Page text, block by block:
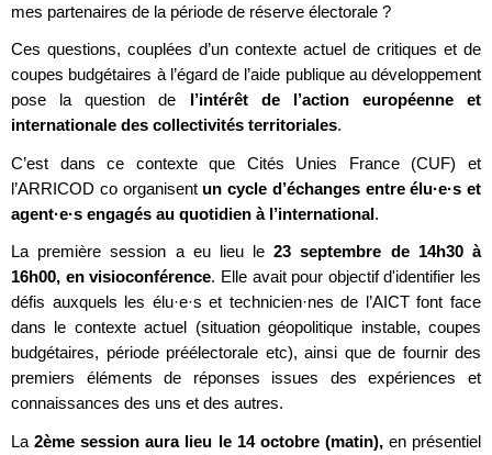
mes partenaires de la période de réserve électorale ?
Ces questions, couplées d’un contexte actuel de critiques et de
coupes budgétaires à l’égard de l’aide publique au développement
pose la question de l’intérêt de l’action européenne et
internationale des collectivités territoriales.
C’est dans ce contexte que Cités Unies France (CUF) et
l’ARRICOD co organisent un cycle d’échanges entre élu·e·s et
agent·e·s engagés au quotidien à l’international.
La première session a eu lieu le23 septembre de 14h30 à
16h00, en visioconférence. Elle avait pour objectif d'identifier les
défis auxquels les élu·e·s et technicien·nes de l’AICT font face
dans le contexte actuel (situation géopolitique instable, coupes
budgétaires, période préélectorale etc), ainsi que de fournir des
premiers éléments de réponses issues des expériences et
connaissances des uns et des autres.
La2ème session aura lieu le 14 octobre (matin),en présentiel